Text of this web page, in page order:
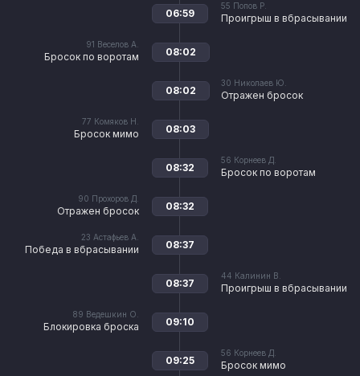
55 Попов Р.
Проигрыш в вбрасывании
06:59
91 Веселов А.
Бросок по воротам 08:02
30 Николаев Ю.
Отражен бросок
08:02
77 Комяков Н.
Бросок мимо 08:03
56 Корнеев Д.
Бросок по воротам
08:32
90 Прохоров Д.
Отражен бросок 08:32
23 Астафьев А.
Победа в вбрасывании 08:37
44 Калинин В.
Проигрыш в вбрасывании
08:37
89 Ведешкин О.
Блокировка броска 09:10
56 Корнеев Д.
Бросок мимо
09:25